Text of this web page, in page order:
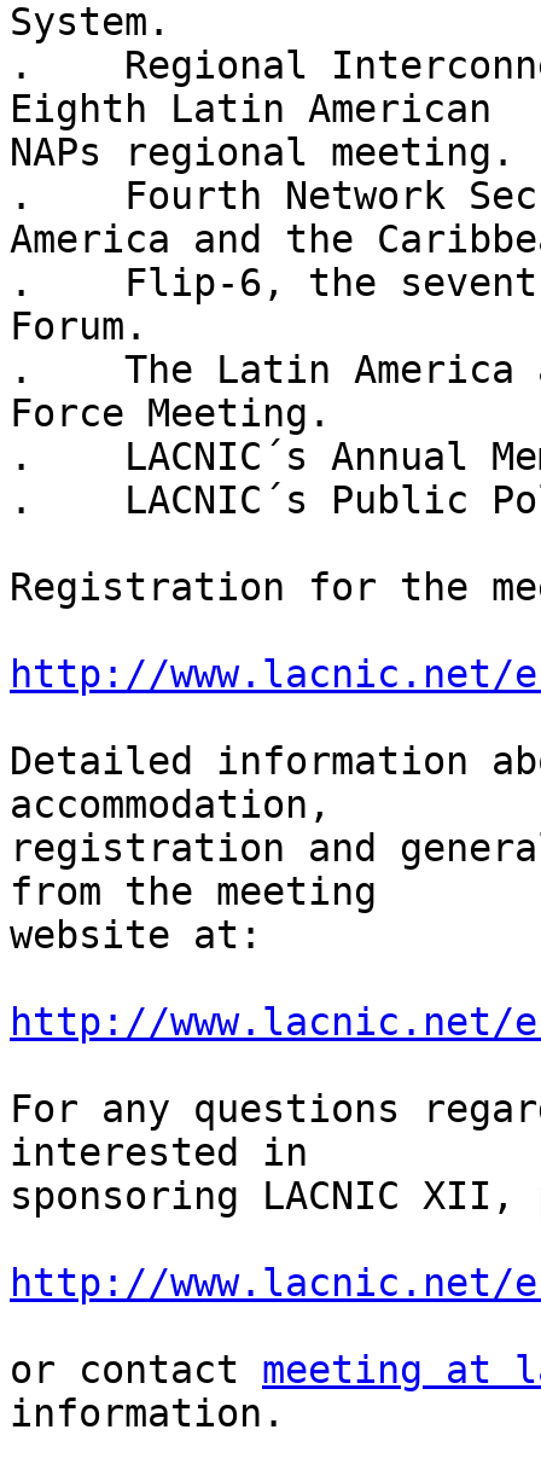
System.
.    Regional
Eighth Latin American
NAPs regional meeting.
.    Fourth Network
America and the
.    Flip-6, the
Forum.
.    The Latin America
Force Meeting.
.    LACNIC´s Annual
.    LACNIC´s Public
Registration for the
http://www.lacnic.net/
Detailed information
accommodation,
registration and
from the meeting
website at:
http://www.lacnic.net/
For any questions
interested in
sponsoring LACNIC
http://www.lacnic.net/
or contact meeting at
information.